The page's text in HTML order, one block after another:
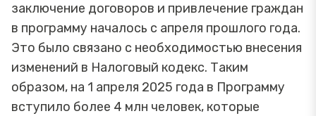
заключение договоров и привлечение граждан
в программу началось с апреля прошлого года.
Это было связано с необходимостью внесения
изменений в Налоговый кодекс. Таким
образом, на 1 апреля 2025 года в Программу
вступило более 4 млн человек, которые